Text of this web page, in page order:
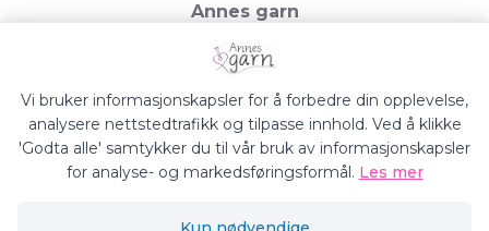
Annes garn
Storgata 19, 2750 Gran
Org.nr. 994050613
Vi bruker informasjonskapsler for å forbedre din opplevelse,
analysere nettstedtrafikk og tilpasse innhold. Ved å klikke
'Godta alle' samtykker du til vår bruk av informasjonskapsler
for analyse- og markedsføringsformål. Les mer